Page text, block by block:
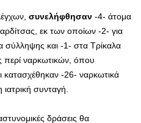
συνελήφθησαν -4- άτομα
εκ των οποίων -2- για
σύλληψης και -1- στα Τρίκαλα
περί ναρκωτικών, όπου
κατασχέθηκαν -26- ναρκωτικά
ιατρική συνταγή.
δράσεις θα